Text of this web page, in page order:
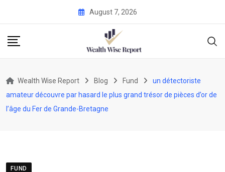
content
August 7, 2026
Wealth Wise Report Blog Fund
un détectoriste
amateur découvre par hasard le plus grand trésor de pièces d’or de
l’âge du Fer de Grande-Bretagne
FUND